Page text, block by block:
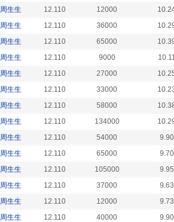
周生生 12.110 12000
周生生 12.110 36000
周生生 12.110 65000
周生生 12.110 9000
周生生 12.110 27000
周生生 12.110 33000
周生生 12.110 58000
周生生 12.110 134000
周生生 12.110 54000
周生生 12.110 65000
周生生 12.110 105000
周生生 12.110 37000
周生生 12.110 12000
周生生 12.110 40000